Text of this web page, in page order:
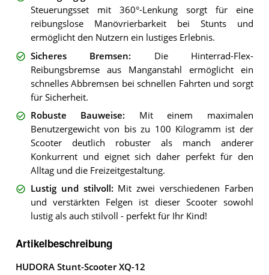
Steuerungsset mit 360°-Lenkung sorgt für eine
reibungslose Manövrierbarkeit bei Stunts und
ermöglicht den Nutzern ein lustiges Erlebnis.
Sicheres Bremsen: Die Hinterrad-Flex-
Reibungsbremse aus Manganstahl ermöglicht ein
schnelles Abbremsen bei schnellen Fahrten und sorgt
für Sicherheit.
Robuste Bauweise: Mit einem maximalen
Benutzergewicht von bis zu 100 Kilogramm ist der
Scooter deutlich robuster als manch anderer
Konkurrent und eignet sich daher perfekt für den
Alltag und die Freizeitgestaltung.
Lustig und stilvoll : Mit zwei verschiedenen Farben
und verstärkten Felgen ist dieser Scooter sowohl
lustig als auch stilvoll - perfekt für Ihr Kind!
Artikelbeschreibung
HUDORA Stunt-Scooter XQ-12